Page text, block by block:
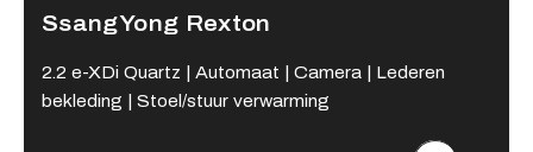
Za
9:00 - 17:00
Openingstijden werkplaats
SsangYong Rexton
2.2 e-XDi Quartz | Automaat | Camera | Lederen
bekleding | Stoel/stuur verwarming